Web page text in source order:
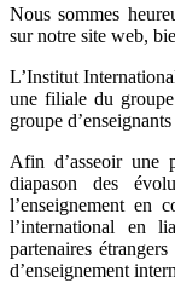
Nous sommes
sur notre site web,
L’Institut
une filiale du
groupe
Afin d’asseoir une
diapason des
l’enseignement en
l’international en
partenaires
d’enseignement